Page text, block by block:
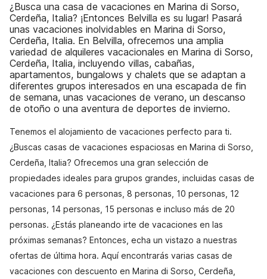
¿Busca una casa de vacaciones en Marina di Sorso,
Cerdeña, Italia? ¡Entonces Belvilla es su lugar! Pasará
unas vacaciones inolvidables en Marina di Sorso,
Cerdeña, Italia. En Belvilla, ofrecemos una amplia
variedad de alquileres vacacionales en Marina di Sorso,
Cerdeña, Italia, incluyendo villas, cabañas,
apartamentos, bungalows y chalets que se adaptan a
diferentes grupos interesados en una escapada de fin
de semana, unas vacaciones de verano, un descanso
de otoño o una aventura de deportes de invierno.
Tenemos el alojamiento de vacaciones perfecto para ti.
¿Buscas casas de vacaciones espaciosas en Marina di Sorso,
Cerdeña, Italia? Ofrecemos una gran selección de
propiedades ideales para grupos grandes, incluidas casas de
vacaciones para 6 personas, 8 personas, 10 personas, 12
personas, 14 personas, 15 personas e incluso más de 20
personas. ¿Estás planeando irte de vacaciones en las
próximas semanas? Entonces, echa un vistazo a nuestras
ofertas de última hora. Aquí encontrarás varias casas de
vacaciones con descuento en Marina di Sorso, Cerdeña,